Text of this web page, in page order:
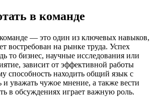
в команде
— это один из ключевых навыков,
востребован на рынке труда. Успех
то бизнес, научные исследования или
зависит от эффективной работы
способность находить общий язык с
и уважать чужое мнение, а также вести
в обсуждениях играет важную роль.